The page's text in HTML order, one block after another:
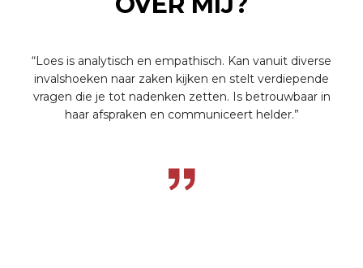
“Loes is analytisch en empathisch. Kan vanuit diverse
invalshoeken naar zaken kijken en stelt verdiepende
vragen die je tot nadenken zetten. Is betrouwbaar in
haar afspraken en communiceert helder.”